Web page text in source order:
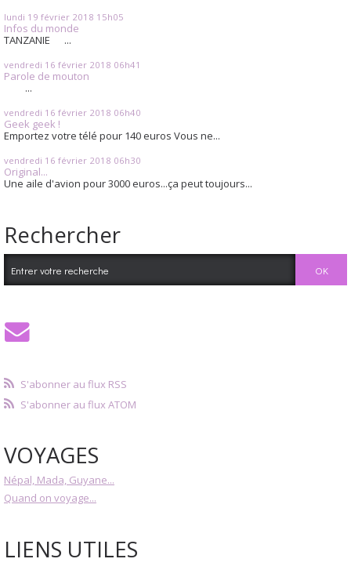
lundi 19 février 2018 15h05
Infos du monde
TANZANIE ...
vendredi 16 février 2018 06h41
Parole de mouton
...
vendredi 16 février 2018 06h40
Geek geek !
Emportez votre télé pour 140 euros Vous ne...
vendredi 16 février 2018 06h30
Original...
Une aile d'avion pour 3000 euros...ça peut toujours...
Rechercher
S'abonner au flux RSS
S'abonner au flux ATOM
VOYAGES
Népal, Mada, Guyane...
Quand on voyage...
LIENS UTILES